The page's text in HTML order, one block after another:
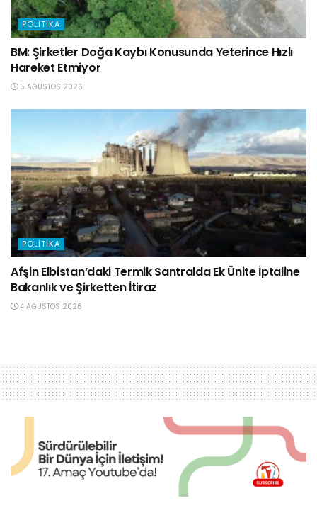
POLITIKA
BM: Şirketler Doğa Kaybı Konusunda Yeterince Hızlı
Hareket Etmiyor
5 AĞUSTOS 2026
POLITIKA
Afşin Elbistan’daki Termik Santralda Ek Ünite İptaline
Bakanlık ve Şirketten İtiraz
4 AĞUSTOS 2026